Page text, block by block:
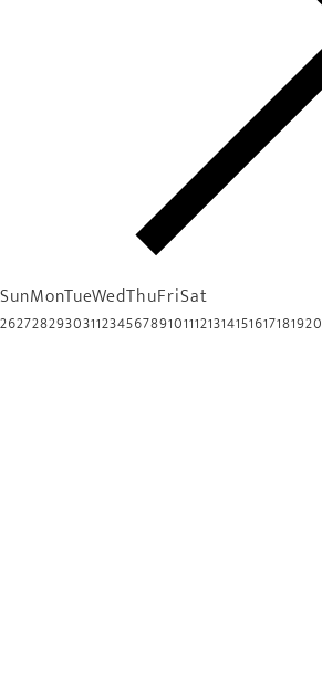
SunMonTueWedThuFriSat
2627282930311234567891011121314151617181920